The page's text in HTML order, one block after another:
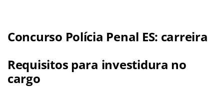
Concurso Polícia Penal ES: carreira
Requisitos para investidura no
cargo